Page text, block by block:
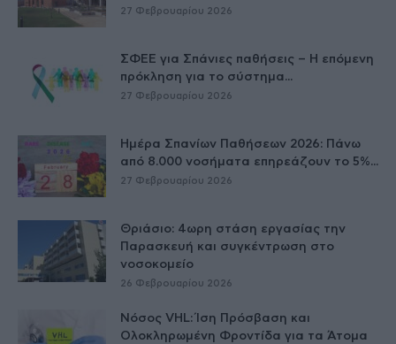
27 Φεβρουαρίου 2026
ΣΦΕΕ για Σπάνιες παθήσεις – Η επόμενη
πρόκληση για το σύστημα...
27 Φεβρουαρίου 2026
Ημέρα Σπανίων Παθήσεων 2026: Πάνω
από 8.000 νοσήματα επηρεάζουν το 5%...
27 Φεβρουαρίου 2026
Θριάσιο: 4ωρη στάση εργασίας την
Παρασκευή και συγκέντρωση στο
νοσοκομείο
26 Φεβρουαρίου 2026
Νόσος VHL: Ίση Πρόσβαση και
Ολοκληρωμένη Φροντίδα για τα Άτομα